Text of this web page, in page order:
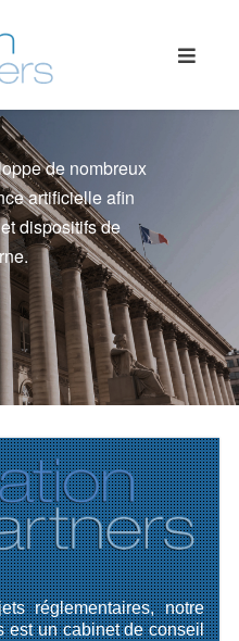
à implémenter des
à vos obligations
réglementaires, notre
est un cabinet de conseil